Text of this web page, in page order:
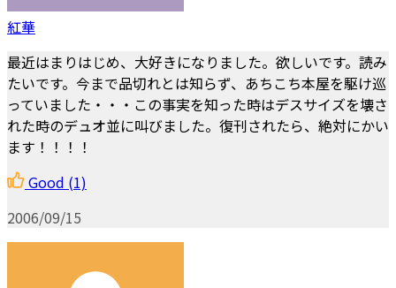
紅華
最近はまりはじめ、大好きになりました。欲しいです。読み
たいです。今まで品切れとは知らず、あちこち本屋を駆け巡
っていました・・・この事実を知った時はデスサイズを壊さ
れた時のデュオ並に叫びました。復刊されたら、絶対にかい
ます！！！！
Good (1)
2006/09/15